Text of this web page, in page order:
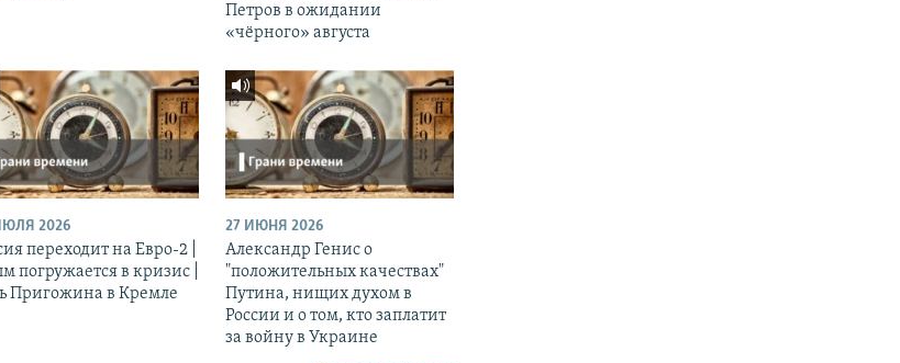
Петров в ожидании
«чёрного» августа
2026
переходит на Евро-2 |
погружается в кризис |
Пригожина в Кремле
27 ИЮНЯ 2026
Александр Генис о
"положительных качествах"
Путина, нищих духом в
России и о том, кто заплатит
за войну в Украине